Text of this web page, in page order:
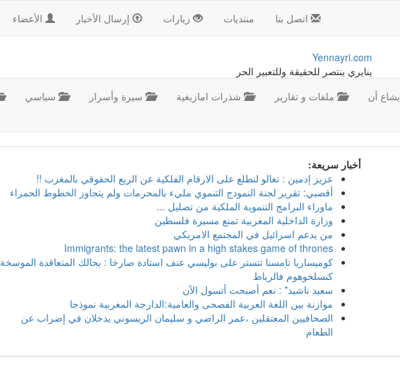
الأعضاء إرسال الأخبار زيارات منتديات اتصل بنا
Yennayri.com
ينايري ينتصر للحقيقة وللتعبير الحر
سياسي سيرة وأسرار شذرات امازيغية ملفات و تقارير يشاع أن
أخبار سريعة:
عزيز إدمين : تعالو لنطلع على الارقام الفلكية عن الربع الحقوقي بالمغرب !!
أقصبي: تقرير لجنة النمودج التنموي مليء بالمحرمات ولم يتجاوز الخطوط الحمراء
ماوراء البرامج التنموية الملكية من تضليل ...
وزارة الداخلية المغربية تمنع مسيرة فلسطين
من يدعم اسرائيل في المجتمع الامريكي
Immigrants: the latest pawn in a high stakes game of thrones
كوميساريا تامسنا تتستر على بوليسي عنف استادة صارخا : بحالك المتعاقدة الموسخة
كنسلخوهوم فالرباط
سعيد ناشيد* : نعم أصبحت أتسول الآن
موازنة بين اللغة العربية الفصحى والعامية:الدارجة المغربية نموذجا
الصحافيين المعتقلين ،عمر الراضي و سليمان الريسوني يدخلان في إضراب عن
الطعام